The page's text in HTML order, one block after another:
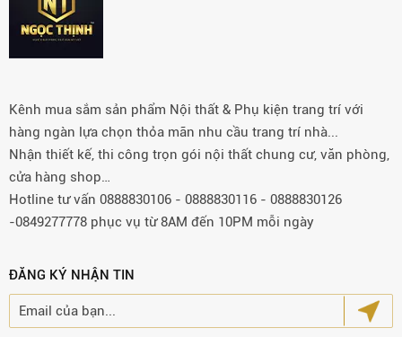
Kênh mua sắm sản phẩm Nội thất & Phụ kiện trang trí với
hàng ngàn lựa chọn thỏa mãn nhu cầu trang trí nhà...
Nhận thiết kế, thi công trọn gói nội thất chung cư, văn phòng,
cửa hàng shop…
Hotline tư vấn 0888830106 - 0888830116 - 0888830126
-0849277778 phục vụ từ 8AM đến 10PM mỗi ngày
ĐĂNG KÝ NHẬN TIN